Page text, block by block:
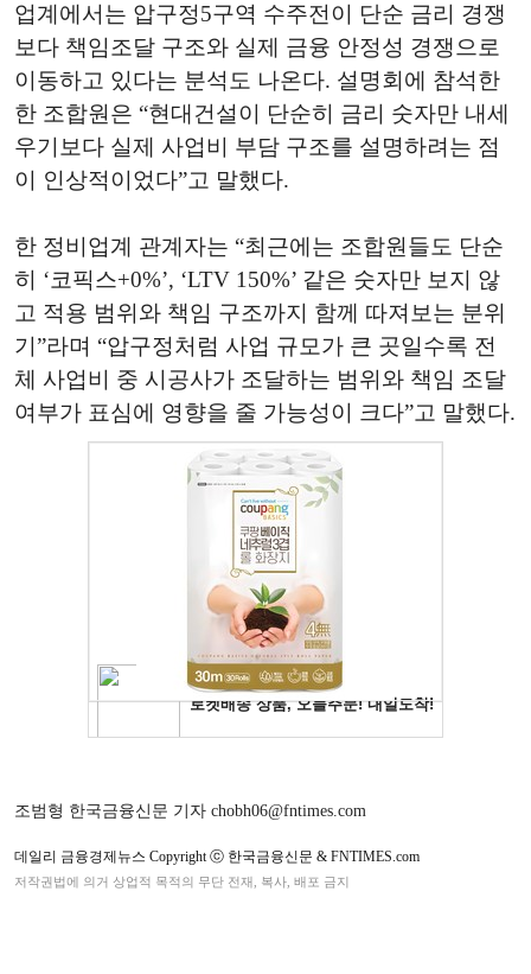
업계에서는 압구정5구역 수주전이 단순 금리 경쟁
보다 책임조달 구조와 실제 금융 안정성 경쟁으로
이동하고 있다는 분석도 나온다. 설명회에 참석한
한 조합원은 “현대건설이 단순히 금리 숫자만 내세
우기보다 실제 사업비 부담 구조를 설명하려는 점
이 인상적이었다”고 말했다.
한 정비업계 관계자는 “최근에는 조합원들도 단순
히 ‘코픽스+0%’, ‘LTV 150%’ 같은 숫자만 보지 않
고 적용 범위와 책임 구조까지 함께 따져보는 분위
기”라며 “압구정처럼 사업 규모가 큰 곳일수록 전
체 사업비 중 시공사가 조달하는 범위와 책임 조달
여부가 표심에 영향을 줄 가능성이 크다”고 말했다.
조범형 한국금융신문 기자 chobh06@fntimes.com
데일리 금융경제뉴스 Copyright ⓒ 한국금융신문 & FNTIMES.com
저작권법에 의거 상업적 목적의 무단 전재, 복사, 배포 금지